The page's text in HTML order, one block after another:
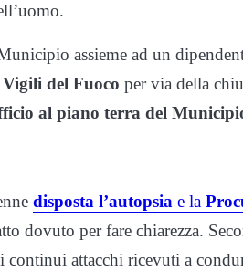
assieme ad un
Vigili del Fuoco per via della
al piano terra del
disposta l’autopsia e la
dovuto per fare chiarezza.
attacchi ricevuti a